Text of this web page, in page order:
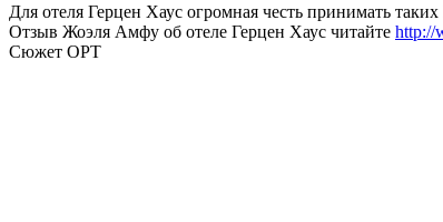
Для отеля Герцен Хаус огромная честь принимать
Отзыв Жоэля Амфу об отеле Герцен Хаус читайте http://
Сюжет ОРТ